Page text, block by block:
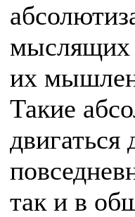
мыслящих
их
Такие
двигаться
так и в